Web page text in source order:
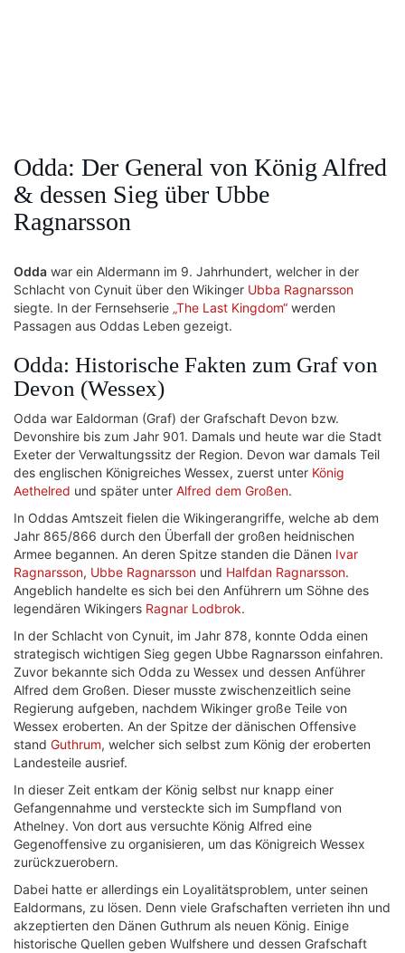
Odda: Der General von König Alfred
& dessen Sieg über Ubbe
Ragnarsson
Odda war ein Aldermann im 9. Jahrhundert, welcher in der
Schlacht von Cynuit über den Wikinger Ubba Ragnarsson
siegte. In der Fernsehserie „The Last Kingdom“ werden
Passagen aus Oddas Leben gezeigt.
Odda: Historische Fakten zum Graf von
Devon (Wessex)
Odda war Ealdorman (Graf) der Grafschaft Devon bzw.
Devonshire bis zum Jahr 901. Damals und heute war die Stadt
Exeter der Verwaltungssitz der Region. Devon war damals Teil
des englischen Königreiches Wessex, zuerst unter König
Aethelred und später unter Alfred dem Großen.
In Oddas Amtszeit fielen die Wikingerangriffe, welche ab dem
Jahr 865/866 durch den Überfall der großen heidnischen
Armee begannen. An deren Spitze standen die Dänen Ivar
Ragnarsson, Ubbe Ragnarsson und Halfdan Ragnarsson.
Angeblich handelte es sich bei den Anführern um Söhne des
legendären Wikingers Ragnar Lodbrok.
In der Schlacht von Cynuit, im Jahr 878, konnte Odda einen
strategisch wichtigen Sieg gegen Ubbe Ragnarsson einfahren.
Zuvor bekannte sich Odda zu Wessex und dessen Anführer
Alfred dem Großen. Dieser musste zwischenzeitlich seine
Regierung aufgeben, nachdem Wikinger große Teile von
Wessex eroberten. An der Spitze der dänischen Offensive
stand Guthrum, welcher sich selbst zum König der eroberten
Landesteile ausrief.
In dieser Zeit entkam der König selbst nur knapp einer
Gefangennahme und versteckte sich im Sumpfland von
Athelney. Von dort aus versuchte König Alfred eine
Gegenoffensive zu organisieren, um das Königreich Wessex
zurückzuerobern.
Dabei hatte er allerdings ein Loyalitätsproblem, unter seinen
Ealdormans, zu lösen. Denn viele Grafschaften verrieten ihn und
akzeptierten den Dänen Guthrum als neuen König. Einige
historische Quellen geben Wulfshere und dessen Grafschaft